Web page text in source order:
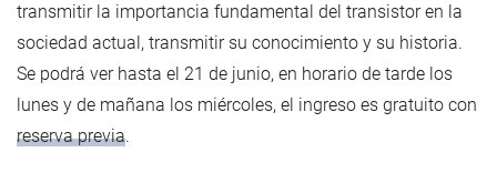
transmitir la importancia fundamental del transistor en la
sociedad actual, transmitir su conocimiento y su historia.
Se podrá ver hasta el 21 de junio, en horario de tarde los
lunes y de mañana los miércoles, el ingreso es gratuito con
reserva previa.